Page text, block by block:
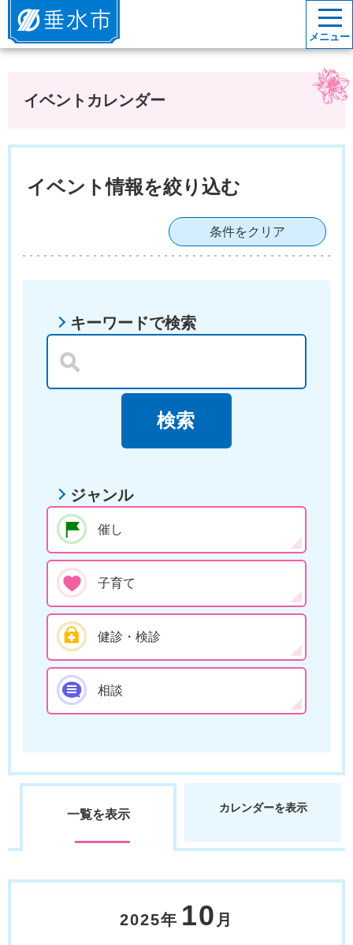
垂水市
メニュー
イベントカレンダー
イベント情報を絞り込む
条件をクリア
キーワードで検索
ジャンル
催し
子育て
健診・検診
相談
一覧を表示 カレンダーを表示
2025年 10 月